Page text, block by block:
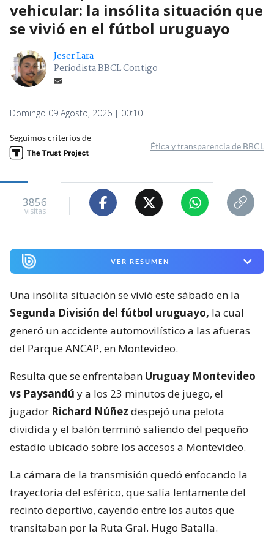
vehicular: la insólita situación que
se vivió en el fútbol uruguayo
Jeser Lara
Periodista BBCL Contigo
Domingo 09 Agosto, 2026 | 00:10
Seguimos criterios de
Ética y transparencia de BBCL
3856
visitas
VER RESUMEN
Una insólita situación se vivió este sábado en la
Segunda División del fútbol uruguayo, la cual
generó un accidente automovilístico a las afueras
del Parque ANCAP, en Montevideo.
Resulta que se enfrentaban Uruguay Montevideo
vs Paysandú y a los 23 minutos de juego, el
jugador Richard Núñez despejó una pelota
dividida y el balón terminó saliendo del pequeño
estadio ubicado sobre los accesos a Montevideo.
La cámara de la transmisión quedó enfocando la
trayectoria del esférico, que salía lentamente del
recinto deportivo, cayendo entre los autos que
transitaban por la Ruta Gral. Hugo Batalla.